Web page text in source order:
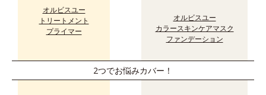
オルビスユー
トリートメント
プライマー
オルビスユー
カラースキンケアマスク
ファンデーション
2つでお悩みカバー！